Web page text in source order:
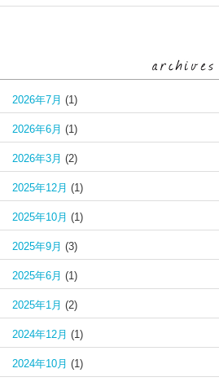
2026年7月 (1)
2026年6月 (1)
2026年3月 (2)
2025年12月 (1)
2025年10月 (1)
2025年9月 (3)
2025年6月 (1)
2025年1月 (2)
2024年12月 (1)
2024年10月 (1)